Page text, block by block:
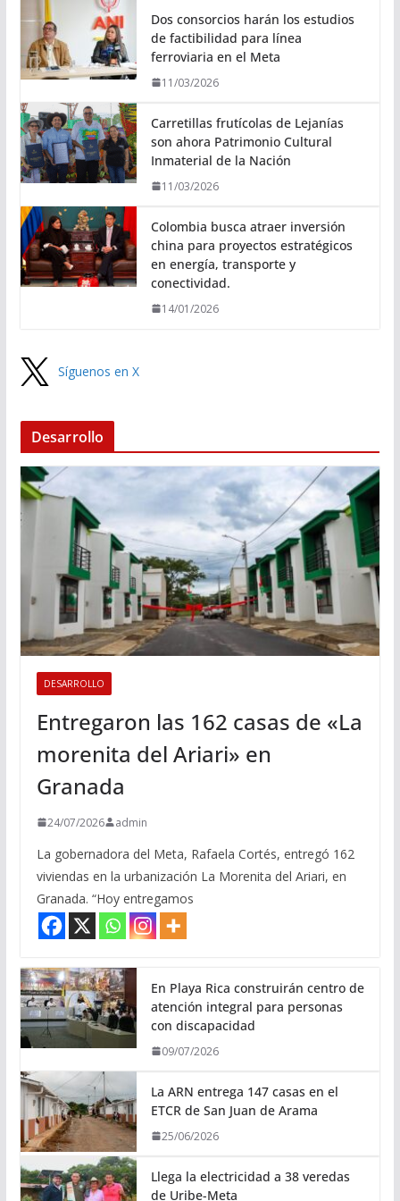
Dos consorcios harán los estudios
de factibilidad para línea
ferroviaria en el Meta
11/03/2026
Carretillas frutícolas de Lejanías
son ahora Patrimonio Cultural
Inmaterial de la Nación
11/03/2026
Colombia busca atraer inversión
china para proyectos estratégicos
en energía, transporte y
conectividad.
14/01/2026
Síguenos en X
Desarrollo
DESARROLLO
Entregaron las 162 casas de «La
morenita del Ariari» en
Granada
24/07/2026 admin
La gobernadora del Meta, Rafaela Cortés, entregó 162
viviendas en la urbanización La Morenita del Ariari, en
Granada. “Hoy entregamos
En Playa Rica construirán centro de
atención integral para personas
con discapacidad
09/07/2026
La ARN entrega 147 casas en el
ETCR de San Juan de Arama
25/06/2026
Llega la electricidad a 38 veredas
de Uribe-Meta